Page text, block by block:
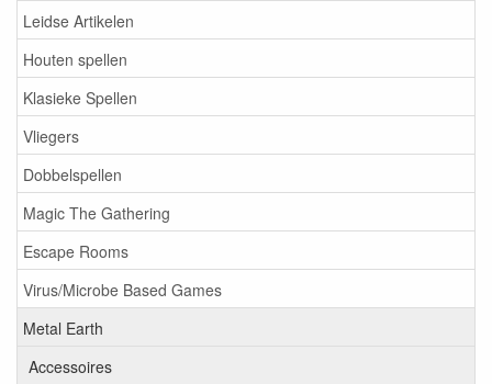
Leidse Artikelen
Houten spellen
Klasieke Spellen
Vliegers
Dobbelspellen
Magic The Gathering
Escape Rooms
Virus/Microbe Based Games
Metal Earth
Accessoires